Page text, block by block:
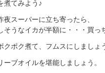
煮てみよう♪
夜スーパーに立ち寄ったら、
そうなイカが半額に・・・買っ
クポク煮て、フムスにしましょ
ーブオイルを堪能しましょう。